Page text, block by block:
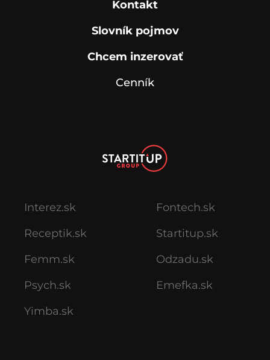
Kontakt
Slovník pojmov
Chcem inzerovať
Cenník
Interez.sk
Receptik.sk
Femm.sk
Psych.sk
Yimba.sk
Fontech.sk
Startitup.sk
Odzadu.sk
Emefka.sk